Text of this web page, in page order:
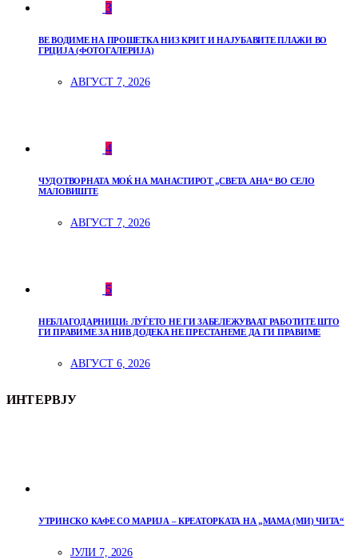
3
ВЕ ВОДИМЕ НА ПРОШЕТКА НИЗ КРИТ И НАЈУБАВИТЕ ПЛАЖИ ВО
ГРЦИЈА (ФОТОГАЛЕРИЈА)
АВГУСТ 7, 2026
4
ЧУДОТВОРНАТА МОЌ НА МАНАСТИРОТ „СВЕТА АНА“ ВО СЕЛО
МАЛОВИШТЕ
АВГУСТ 7, 2026
5
НЕБЛАГОДАРНИЦИ: ЛУЃЕТО НЕ ГИ ЗАБЕЛЕЖУВААТ РАБОТИТЕ ШТО
ГИ ПРАВИМЕ ЗА НИВ ДОДЕКА НЕ ПРЕСТАНЕМЕ ДА ГИ ПРАВИМЕ
АВГУСТ 6, 2026
ИНТЕРВЈУ
УТРИНСКО КАФЕ СО МАРИЈА – КРЕАТОРКАТА НА „МАМА (МИ) ЧИТА“
ЈУЛИ 7, 2026